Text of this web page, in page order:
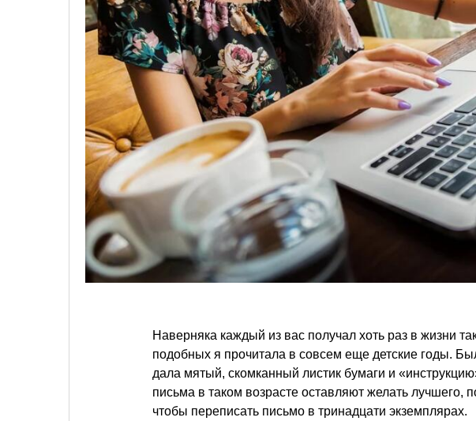
Наверняка каждый из вас получал хоть раз в жизни
подобных я прочитала в совсем еще детские годы.
дала мятый, скомканный листик бумаги и
письма в таком возрасте оставляют желать лучшего,
чтобы переписать письмо в тринадцати экземплярах.